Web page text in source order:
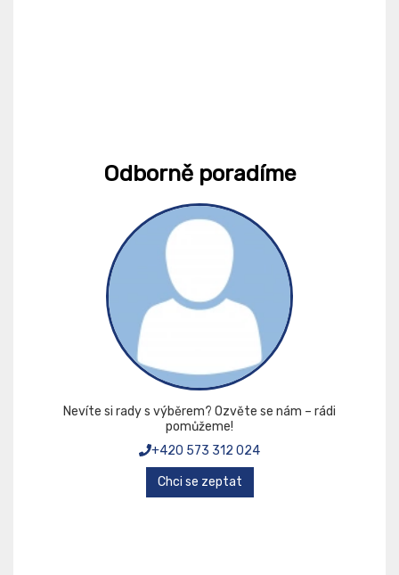
Odborně poradíme
Nevíte si rady s výběrem? Ozvěte se nám – rádi
pomůžeme!
+420 573 312 024
Chci se zeptat